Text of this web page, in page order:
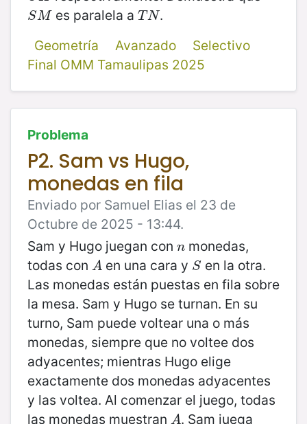
SM
SM es paralela a T N
TN .
Geometría
Avanzado
Selectivo
Final OMM Tamaulipas 2025
Problema
P2. Sam vs Hugo,
monedas en fila
Enviado por Samuel Elias el 23 de
Octubre de 2025 - 13:44.
Sam y Hugo juegan con n
n monedas,
todas con A
Aen una cara y S
S en la otra.
Las monedas están puestas en fila sobre
la mesa. Sam y Hugo se turnan. En su
turno, Sam puede voltear una o más
monedas, siempre que no voltee dos
adyacentes; mientras Hugo elige
exactamente dos monedas adyacentes
y las voltea. Al comenzar el juego, todas
las monedas muestran A
A. Sam juega